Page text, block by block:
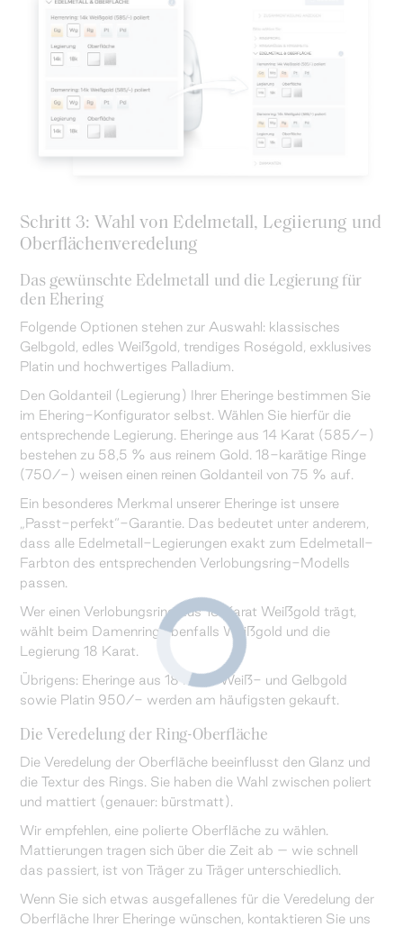
Schritt 3: Wahl von Edelmetall, Legiierung und
Oberflächenveredelung
Das gewünschte Edelmetall und die Legierung für
den Ehering
Folgende Optionen stehen zur Auswahl: klassisches
Gelbgold, edles Weißgold, trendiges Roségold, exklusives
Platin und hochwertiges Palladium.
Den Goldanteil (Legierung) Ihrer Eheringe bestimmen Sie
im Ehering-Konfigurator selbst. Wählen Sie hierfür die
entsprechende Legierung. Eheringe aus 14 Karat (585/-)
bestehen zu 58,5 % aus reinem Gold. 18-karätige Ringe
(750/-) weisen einen reinen Goldanteil von 75 % auf.
Ein besonderes Merkmal unserer Eheringe ist unsere
„Passt-perfekt“-Garantie. Das bedeutet unter anderem,
dass alle Edelmetall-Legierungen exakt zum Edelmetall-
Farbton des entsprechenden Verlobungsring-Modells
passen.
Wer einen Verlobungsring aus 18 Karat Weißgold trägt,
wählt beim Damenring ebenfalls Weißgold und die
Legierung 18 Karat.
Übrigens: Eheringe aus 18 Karat Weiß- und Gelbgold
sowie Platin 950/- werden am häufigsten gekauft.
Die Veredelung der Ring-Oberfläche
Die Veredelung der Oberfläche beeinflusst den Glanz und
die Textur des Rings. Sie haben die Wahl zwischen poliert
und mattiert (genauer: bürstmatt).
Wir empfehlen, eine polierte Oberfläche zu wählen.
Mattierungen tragen sich über die Zeit ab – wie schnell
das passiert, ist von Träger zu Träger unterschiedlich.
Wenn Sie sich etwas ausgefallenes für die Veredelung der
Oberfläche Ihrer Eheringe wünschen, kontaktieren Sie uns